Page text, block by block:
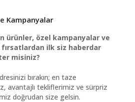
Kampanyalar
ürünler, özel kampanyalar ve
fırsatlardan ilk siz haberdar
misiniz?
bırakın; en taze
avantajlı tekliflerimiz ve sürpriz
doğrudan size gelsin.